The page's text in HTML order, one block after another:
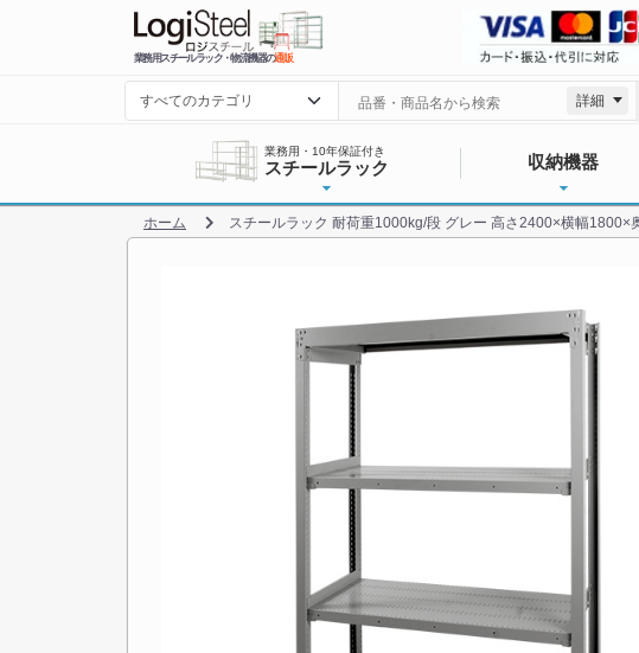
業務用スチールラック・物流機器の通販
詳細
業務用・10年保証付き
スチールラック 収納機器
ホーム スチールラック 耐荷重1000kg/段 グレー 高さ2400×横幅1800×